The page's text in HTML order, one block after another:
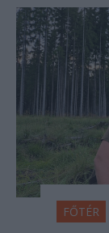
FŐTÉR